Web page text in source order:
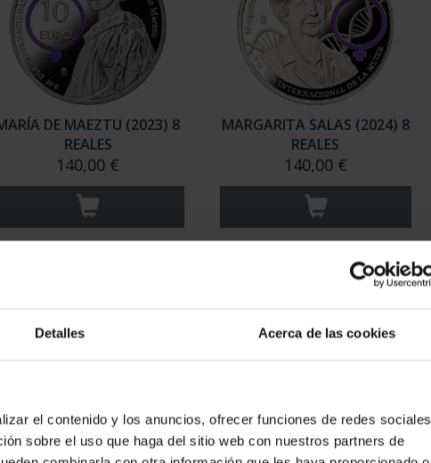
Detalles Acerca de las cookies
el contenido y los anuncios, ofrecer funciones de redes sociales
sobre el uso que haga del sitio web con nuestros partners de
DE MAEZTU (2023) 8
REALES
140,00 €
MARGARITA SALAS (2024) 8
REALES
140,00 €